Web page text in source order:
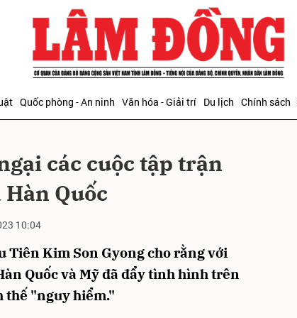
Quốc phòng - An ninh Văn hóa - Giải trí Du lịch Chính sách
các cuộc tập trận
Quốc
10:04
Tiên Kim Son Gyong cho rằng với
Quốc và Mỹ đã đẩy tình hình trên
thế "nguy hiểm."
luận